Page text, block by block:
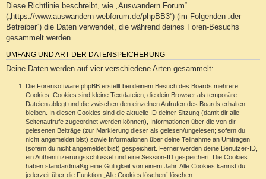
Diese Richtlinie beschreibt, wie „Auswandern Forum“
(„https://www.auswandern-webforum.de/phpBB3“) (im Folgenden „der
Betreiber“) die Daten verwendet, die während deines Foren-Besuchs
gesammelt werden.
UMFANG UND ART DER DATENSPEICHERUNG
Deine Daten werden auf vier verschiedene Arten gesammelt:
Die Forensoftware phpBB erstellt bei deinem Besuch des Boards mehrere
Cookies. Cookies sind kleine Textdateien, die dein Browser als temporäre
Dateien ablegt und die zwischen den einzelnen Aufrufen des Boards erhalten
bleiben. In diesen Cookies sind die aktuelle ID deiner Sitzung (damit dir alle
Seitenaufrufe zugeordnet werden können), Informationen über die von dir
gelesenen Beiträge (zur Markierung dieser als gelesen/ungelesen; sofern du
nicht angemeldet bist) sowie Informationen über deine Teilnahme an Umfragen
(sofern du nicht angemeldet bist) gespeichert. Ferner werden deine Benutzer-ID,
ein Authentifizierungsschlüssel und eine Session-ID gespeichert. Die Cookies
haben standardmäßig eine Gültigkeit von einem Jahr. Alle Cookies kannst du
jederzeit über die Funktion „Alle Cookies löschen“ löschen.